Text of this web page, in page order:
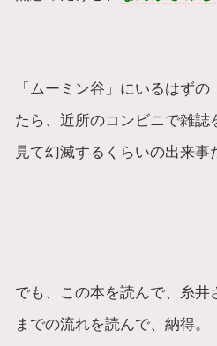
「ムーミン谷」にいるはず
たら、近所のコンビニで雑誌
見て幻滅するくらいの出来事
でも、この本を読んで、糸
までの流れを読んで、納得。